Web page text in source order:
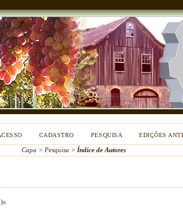
CADASTRO PESQUISA EDIÇÕES
Capa > Pesquisa > Índice de Autores